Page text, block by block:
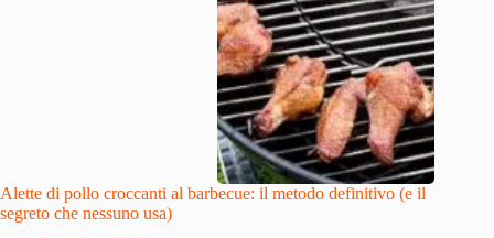
Alette di pollo croccanti al barbecue: il metodo definitivo (e il
segreto che nessuno usa)